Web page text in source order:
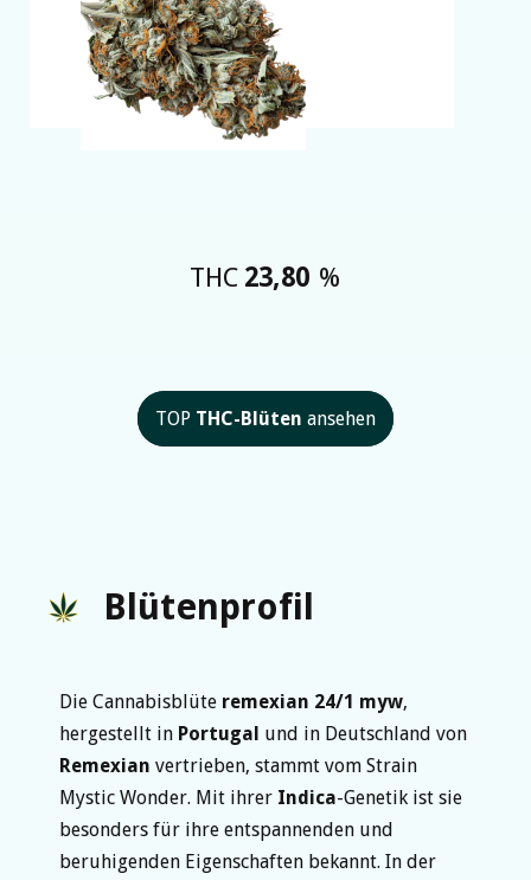
THC 23,80 %
TOP THC-Blüten ansehen
Blütenprofil
Die Cannabisblüte remexian 24/1 myw,
hergestellt in Portugal und in Deutschland von
Remexian vertrieben, stammt vom Strain
Mystic Wonder. Mit ihrer Indica-Genetik ist sie
besonders für ihre entspannenden und
beruhigenden Eigenschaften bekannt. In der